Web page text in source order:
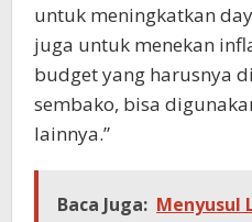
untuk meningkatkan
juga untuk menekan
budget yang harusnya
sembako, bisa
lainnya.”
Baca Juga: Menyusul